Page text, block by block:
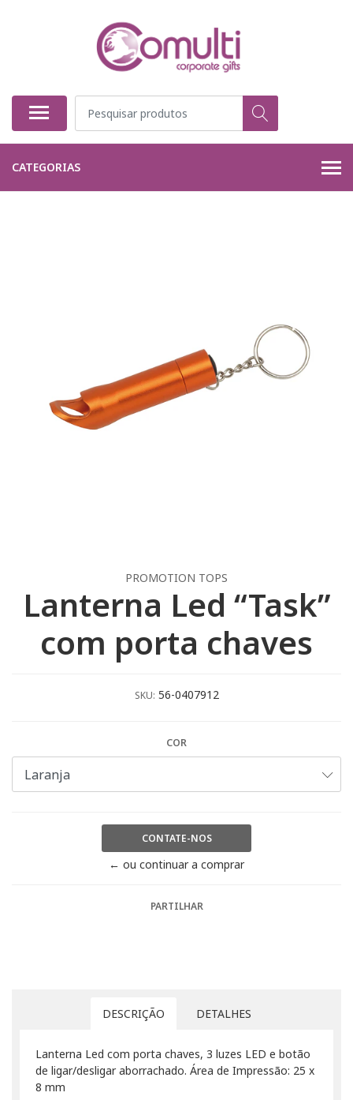
CATEGORIAS
PROMOTION TOPS
Lanterna Led “Task”
com porta chaves
SKU: 56-0407912
COR
CONTATE-NOS
← ou continuar a comprar
PARTILHAR
DESCRIÇÃO DETALHES
Lanterna Led com porta chaves, 3 luzes LED e botão
de ligar/desligar aborrachado. Área de Impressão: 25 x
8 mm